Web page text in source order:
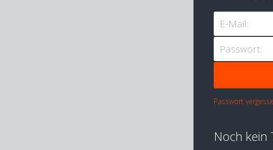
E-Mail:
Passwort:
Passwort
Noch kein